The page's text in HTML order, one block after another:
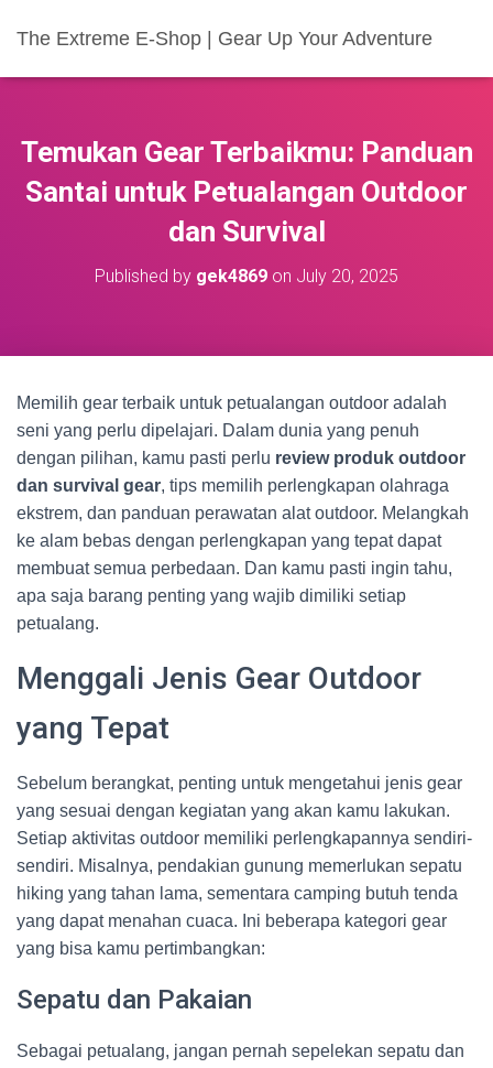
The Extreme E-Shop | Gear Up Your Adventure
Temukan Gear Terbaikmu: Panduan
Santai untuk Petualangan Outdoor
dan Survival
Published by gek4869 on July 20, 2025
Memilih gear terbaik untuk petualangan outdoor adalah
seni yang perlu dipelajari. Dalam dunia yang penuh
dengan pilihan, kamu pasti perlu review produk outdoor
dan survival gear, tips memilih perlengkapan olahraga
ekstrem, dan panduan perawatan alat outdoor. Melangkah
ke alam bebas dengan perlengkapan yang tepat dapat
membuat semua perbedaan. Dan kamu pasti ingin tahu,
apa saja barang penting yang wajib dimiliki setiap
petualang.
Menggali Jenis Gear Outdoor
yang Tepat
Sebelum berangkat, penting untuk mengetahui jenis gear
yang sesuai dengan kegiatan yang akan kamu lakukan.
Setiap aktivitas outdoor memiliki perlengkapannya sendiri-
sendiri. Misalnya, pendakian gunung memerlukan sepatu
hiking yang tahan lama, sementara camping butuh tenda
yang dapat menahan cuaca. Ini beberapa kategori gear
yang bisa kamu pertimbangkan:
Sepatu dan Pakaian
Sebagai petualang, jangan pernah sepelekan sepatu dan